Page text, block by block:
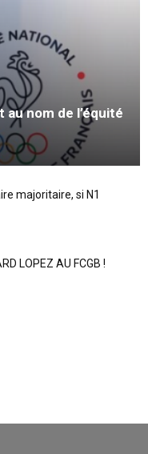
nom de l’équité
majoritaire, si N1
LOPEZ AU FCGB !